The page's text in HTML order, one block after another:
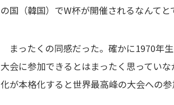
の国（韓国）でW杯が開催されるなんて
まったくの同感だった。確かに1970年
大会に参加できるとはまったく思ってい
化が本格化すると世界最高峰の大会への